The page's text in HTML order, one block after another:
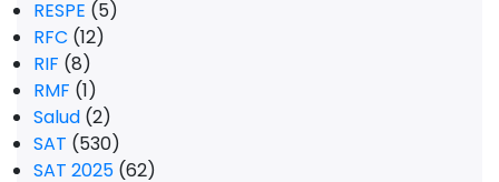
RESPE (5)
RFC (12)
RIF (8)
RMF (1)
Salud (2)
SAT (530)
SAT 2025 (62)